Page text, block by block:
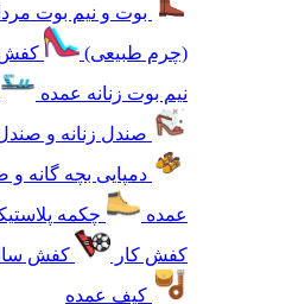
بوت و نیم بوت
(چرم طبیعی)
کفش
نیم بوت زنانه عمده
صندل زنانه و
دمپایی بچه گانه و
عمده
چکمه
کفش کار
کفش
کیف عمده